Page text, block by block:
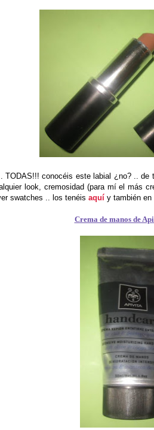
TODAS!!! conocéis este labial ¿no? ..
look, cremosidad (para mí el más
swatches .. los tenéis aquí y también
Crema de manos de